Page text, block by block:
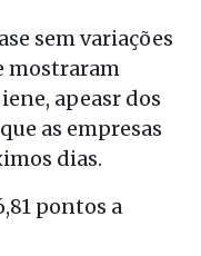
sem variações
mostraram
apeasr dos
as empresas
dias.
pontos a